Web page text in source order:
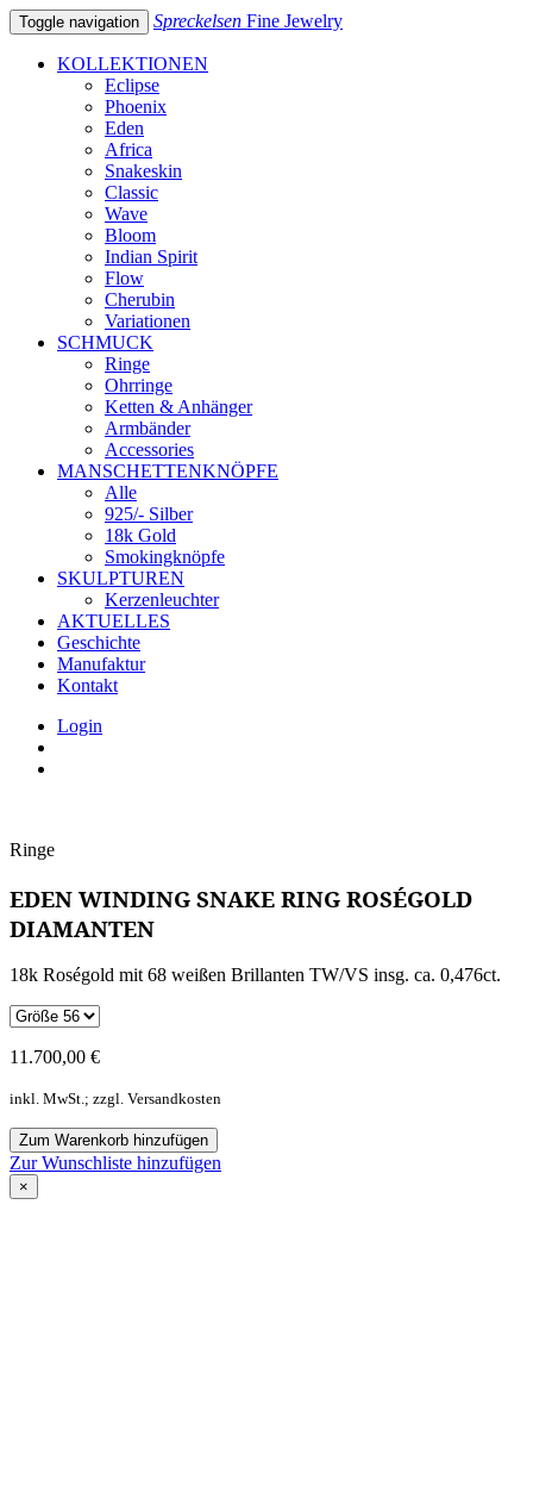
Toggle navigation Spreckelsen Fine Jewelry
KOLLEKTIONEN
Eclipse
Phoenix
Eden
Africa
Snakeskin
Classic
Wave
Bloom
Indian Spirit
Flow
Cherubin
Variationen
SCHMUCK
Ringe
Ohrringe
Ketten & Anhänger
Armbänder
Accessories
MANSCHETTENKNÖPFE
Alle
925/- Silber
18k Gold
Smokingknöpfe
SKULPTUREN
Kerzenleuchter
AKTUELLES
Geschichte
Manufaktur
Kontakt
Login
Ringe
EDEN WINDING SNAKE RING ROSÉGOLD
DIAMANTEN
18k Roségold mit 68 weißen Brillanten TW/VS insg. ca. 0,476ct.
11.700,00 €
inkl. MwSt.; zzgl. Versandkosten
Zum Warenkorb hinzufügen
Zur Wunschliste hinzufügen
×